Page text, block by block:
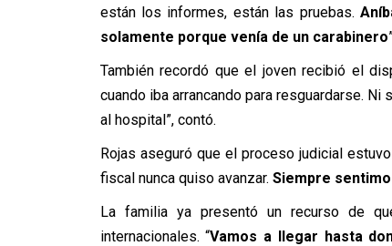
están los informes, están las pruebas.
solamente porque venía de un carabinero
También recordó que el joven recibió el
cuando iba arrancando para resguardarse.
al hospital”, contó.
Rojas aseguró que el proceso judicial
fiscal nunca quiso avanzar. Siempre
La familia ya presentó un recurso de
internacionales.“Vamos a llegar hasta